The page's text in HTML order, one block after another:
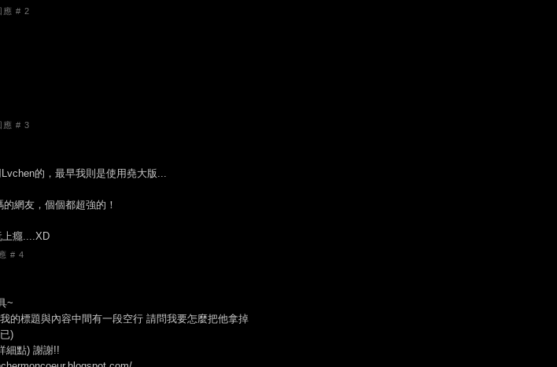
應 #2
應 #3
的，最早我則是使用堯大版...
網友，個個都超強的！
上癮....XD
#4
~
的標題與內容中間有一段空行 請問我要怎麼把他拿掉
)
細點) 謝謝!!